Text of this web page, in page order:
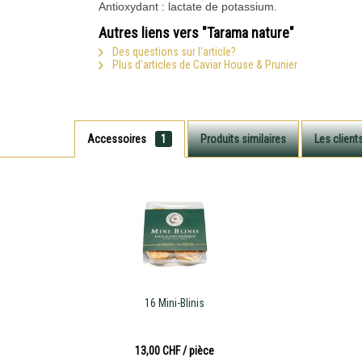
Antioxydant : lactate de potassium.
Autres liens vers "Tarama nature"
Des questions sur l'article?
Plus d'articles de Caviar House & Prunier
Accessoires 1 Produits similaires Les
16 Mini-Blinis
13,00 CHF/ pièce